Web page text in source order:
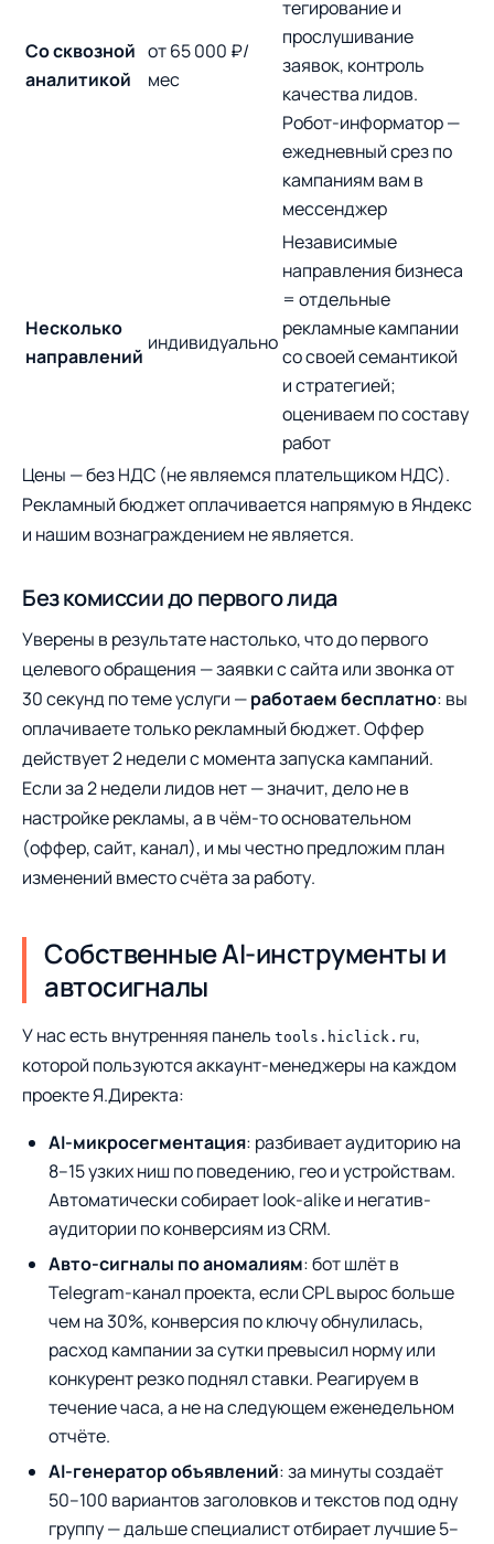
Со сквозной
аналитикой
от 65 000 ₽/
мес
тегирование и
прослушивание
заявок, контроль
качества лидов.
Робот-информатор —
ежедневный срез по
кампаниям вам в
мессенджер
Несколько
направлений
индивидуально
Независимые
направления бизнеса
= отдельные
рекламные кампании
со своей семантикой
и стратегией;
оцениваем по составу
работ
Цены — без НДС (не являемся плательщиком НДС).
Рекламный бюджет оплачивается напрямую в Яндекс
и нашим вознаграждением не является.
Без комиссии до первого лида
Уверены в результате настолько, что до первого
целевого обращения — заявки с сайта или звонка от
30 секунд по теме услуги —работаем бесплатно: вы
оплачиваете только рекламный бюджет. Оффер
действует 2 недели с момента запуска кампаний.
Если за 2 недели лидов нет — значит, дело не в
настройке рекламы, а в чём-то основательном
(оффер, сайт, канал), и мы честно предложим план
изменений вместо счёта за работу.
Собственные AI-инструменты и
автосигналы
У нас есть внутренняя панель tools.hiclick.ru,
которой пользуются аккаунт-менеджеры на каждом
проекте Я.Директа:
AI-микросегментация: разбивает аудиторию на
8–15 узких ниш по поведению, гео и устройствам.
Автоматически собирает look-alike и негатив-
аудитории по конверсиям из CRM.
Авто-сигналы по аномалиям: бот шлёт в
Telegram-канал проекта, если CPL вырос больше
чем на 30%, конверсия по ключу обнулилась,
расход кампании за сутки превысил норму или
конкурент резко поднял ставки. Реагируем в
течение часа, а не на следующем еженедельном
отчёте.
AI-генератор объявлений: за минуты создаёт
50–100 вариантов заголовков и текстов под одну
группу — дальше специалист отбирает лучшие 5–